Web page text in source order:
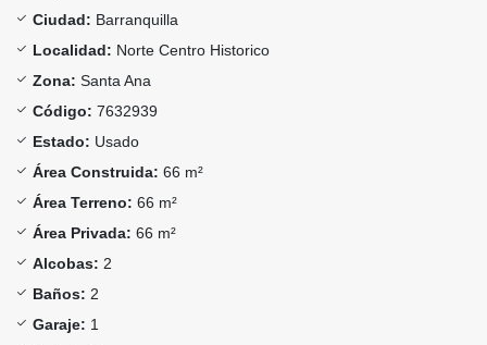
Ciudad: Barranquilla
Localidad: Norte Centro Historico
Zona: Santa Ana
Código: 7632939
Estado: Usado
Área Construida: 66 m²
Área Terreno: 66 m²
Área Privada: 66 m²
Alcobas: 2
Baños: 2
Garaje: 1